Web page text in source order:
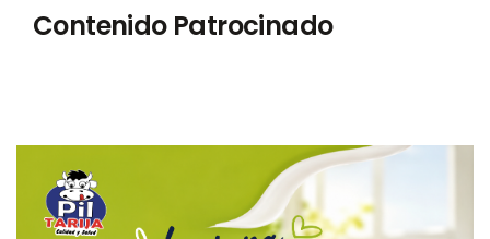
Contenido Patrocinado